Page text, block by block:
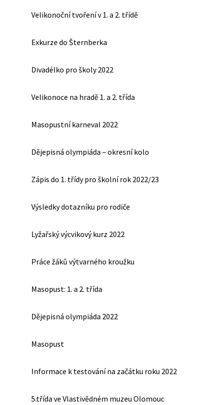
Velikonoční tvoření v 1. a 2. třídě
Exkurze do Šternberka
Divadélko pro školy 2022
Velikonoce na hradě 1. a 2. třída
Masopustní karneval 2022
Dějepisná olympiáda – okresní kolo
Zápis do 1. třídy pro školní rok 2022/23
Výsledky dotazníku pro rodiče
Lyžařský výcvikový kurz 2022
Práce žáků výtvarného kroužku
Masopust: 1. a 2. třída
Dějepisná olympiáda 2022
Masopust
Informace k testování na začátku roku 2022
5.třída ve Vlastivědném muzeu Olomouc